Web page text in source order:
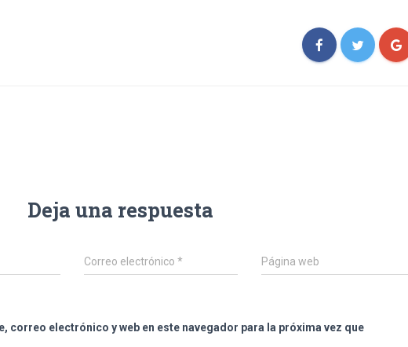
Deja una respuesta
Correo electrónico* Página web
correo electrónico y web en este navegador para la próxima vez que